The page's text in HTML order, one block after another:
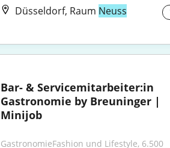
Düsseldorf, Raum Neuss
Bar- & Servicemitarbeiter:in
Gastronomie by Breuninger |
Minijob
GastronomieFashion und Lifestyle, 6.500